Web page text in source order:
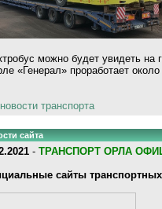
можно будет увидеть
«Генерал» проработает
транспорта
сайта
- ТРАНСПОРТ ОРЛА
сайты